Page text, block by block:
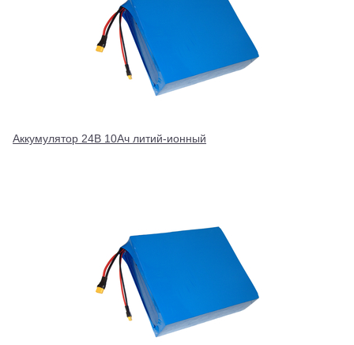
Аккумулятор 24В 10Ач литий-ионный